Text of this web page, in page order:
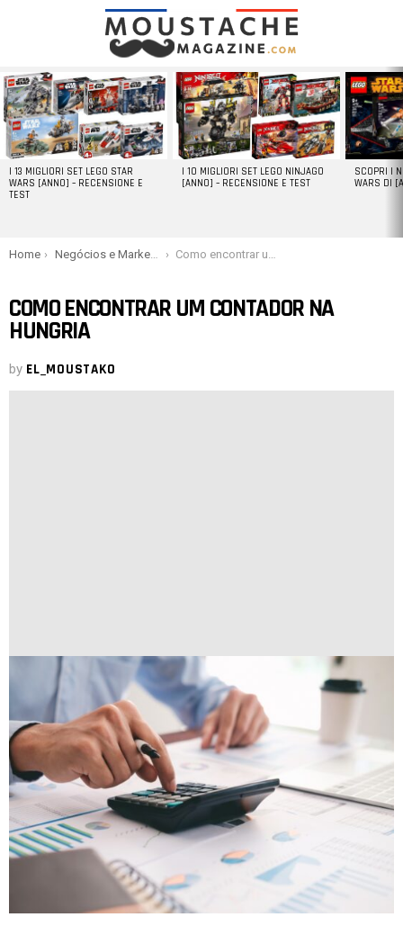
LATEST
STORIES
I 13 MIGLIORI SET LEGO STAR
WARS [ANNO] – RECENSIONE E
TEST
I 10 MIGLIORI SET LEGO NINJAGO
[ANNO] – RECENSIONE E TEST
SCOPRI I
WARS DI
You are here:
Home Negócios e Marketing Como encontrar um contador na Hungria
COMO ENCONTRAR UM CONTADOR NA
HUNGRIA
by EL_MOUSTAKO